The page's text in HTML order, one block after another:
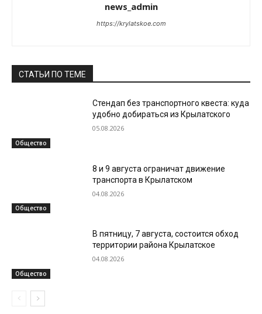
news_admin
https://krylatskoe.com
СТАТЬИ ПО ТЕМЕ
Общество
Стендап без транспортного квеста: куда
удобно добираться из Крылатского
05.08.2026
Общество
8 и 9 августа ограничат движение
транспорта в Крылатском
04.08.2026
Общество
В пятницу, 7 августа, состоится обход
территории района Крылатское
04.08.2026